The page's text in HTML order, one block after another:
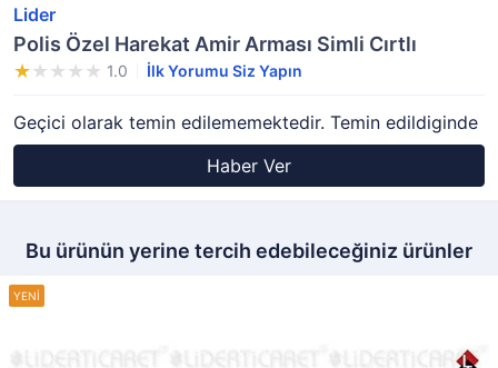
Lider
Polis Özel Harekat Amir Arması Simli Cırtlı
1.0 İlk Yorumu Siz Yapın
Geçici olarak temin edilememektedir. Temin edildiginde
Haber Ver
Bu ürünün yerine tercih edebileceğiniz ürünler